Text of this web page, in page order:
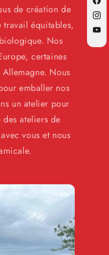
de création de
travail équitables,
Nos
certaines
Allemagne. Nous
emballer nos
un atelier pour
ateliers de
vous et nous